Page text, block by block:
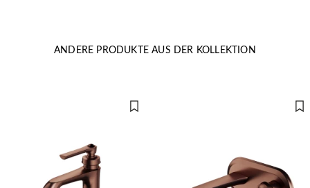
ANDERE PRODUKTE AUS DER KOLLEKTION